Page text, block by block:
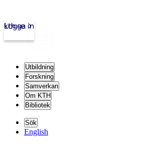
kth.se
Logga in
Utbildning
Forskning
Samverkan
Om KTH
Bibliotek
Sök
English